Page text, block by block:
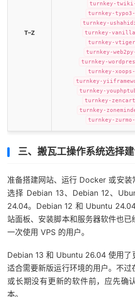
T–Z
turnkey-
turnkey-
turnkey-
turnkey-
turnkey-
turnkey-
turnkey-
turnkey-
turnkey-
turnkey-
turnkey-
turnkey-
turnkey-
三、搬瓦工操作系统选择
准备搭建网站、运行 Docker 或安装
选择 Debian 13、Debian 12、
24.04。Debian 12 和 Ubuntu
站面板、安装脚本和服务器软件也
一次使用 VPS 的用户。
Debian 13 和 Ubuntu 26.04 使用了
适合需要新版运行环境的用户。不
或长期没有更新的软件前，应先确
本。